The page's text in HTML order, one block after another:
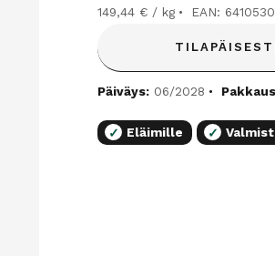
149,44 € / kg
EAN:
Päiväys: 06/2028
✓ Eläimille ✓